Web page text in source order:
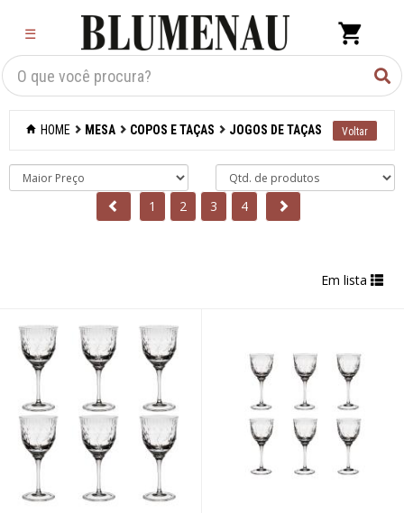
☰
Criar Lista×
Organização
Eletros
Bar
Café e chá
Complementos
para mesa
Copos e taças
HOME MESA COPOS E TAÇAS JOGOS DE TAÇAS
1 2 3 4
Em lista